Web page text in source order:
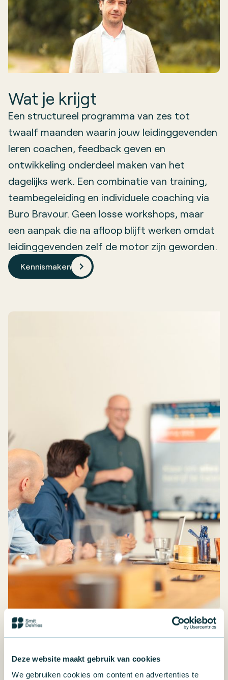
Deze website maakt gebruik van cookies
We gebruiken cookies om content en advertenties te
Wat je krijgt
Een structureel programma van zes tot
twaalf maanden waarin jouw leidinggevenden
leren coachen, feedback geven en
ontwikkeling onderdeel maken van het
dagelijks werk. Een combinatie van training,
teambegeleiding en individuele coaching via
Buro Bravour. Geen losse workshops, maar
een aanpak die na afloop blijft werken omdat
leidinggevenden zelf de motor zijn geworden.
Kennismaken
60% subsidie op een
programma dat blijft hangen
Een leiderschapsprogramma met team- en